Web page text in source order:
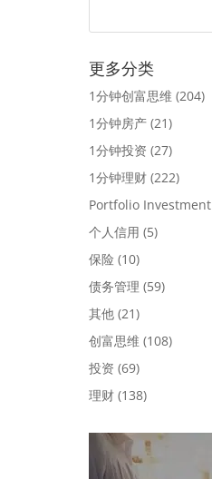
更多分类
1分钟创富思维 (204)
1分钟房产 (21)
1分钟投资 (27)
1分钟理财 (222)
Portfolio Investment
个人信用 (5)
保险 (10)
债务管理 (59)
其他 (21)
创富思维 (108)
投资 (69)
理财 (138)